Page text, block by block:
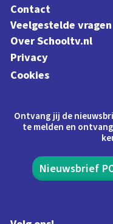
Contact
Veelgestelde vragen
Over Schooltv.nl
Privacy
Cookies
Ontvang jij de
te melden en
Nieuwsbrief